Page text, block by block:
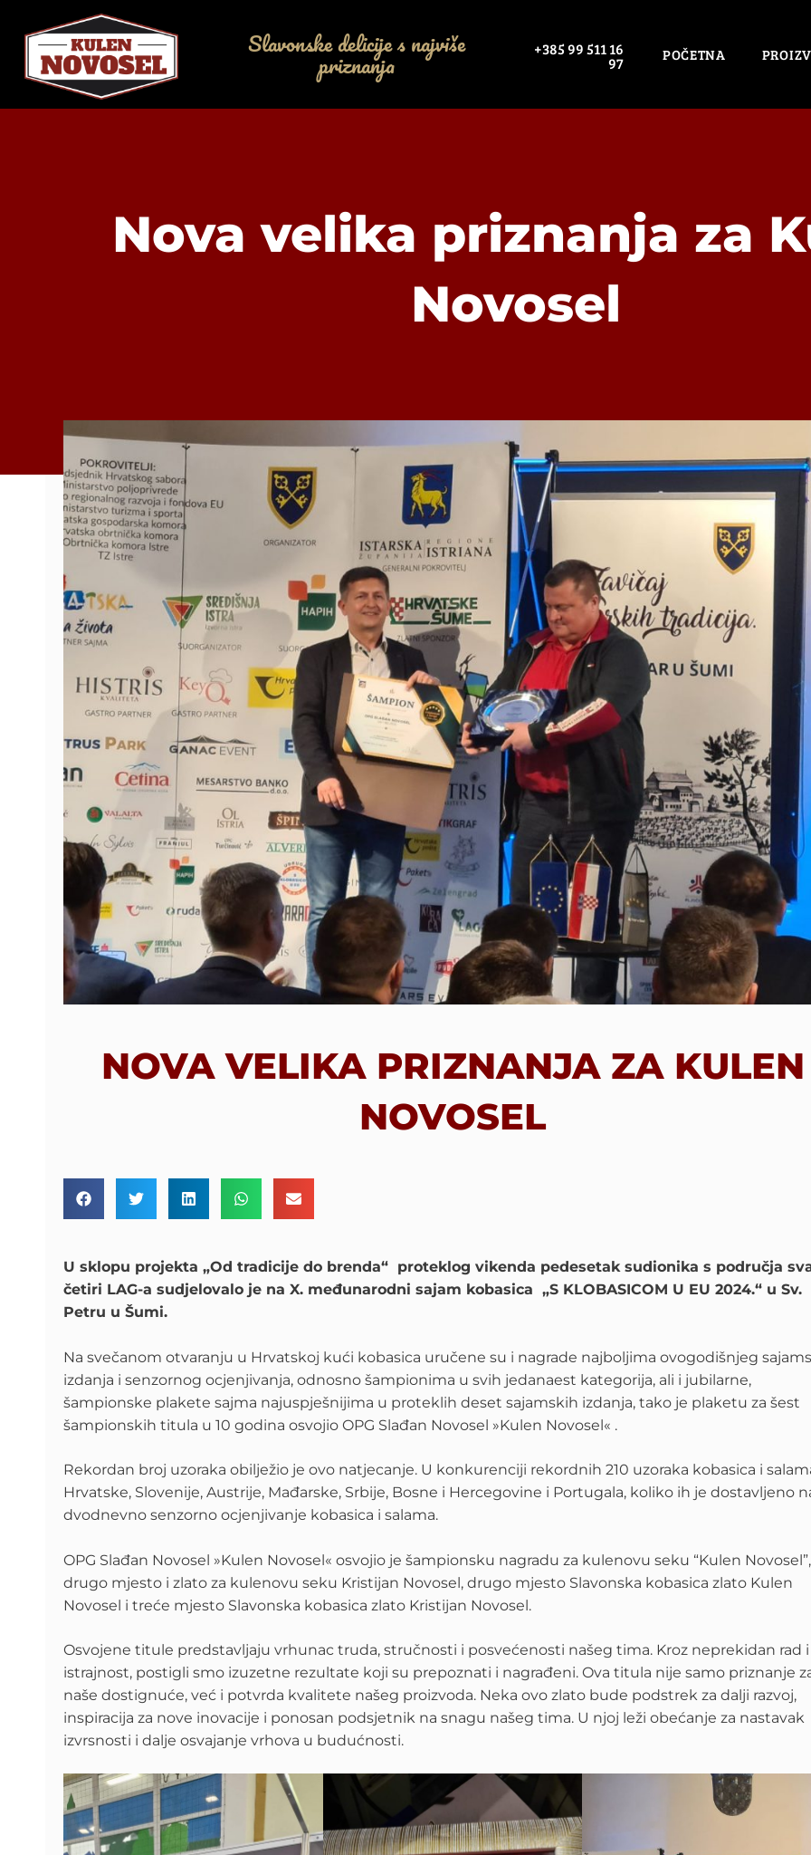
Slavonske delicije s najviše
priznanja +385 99 511 16
97 POČETNA
Nova velika priznanja za
Novosel
NOVA VELIKA PRIZNANJA ZA KULEN
NOVOSEL
U sklopu projekta „Od tradicije do brenda“ proteklog vikenda pedesetak sudionika s područja
četiri LAG-a sudjelovalo je na X. međunarodni sajam kobasica „S KLOBASICOM U EU 2024.“ u Sv.
Petru u Šumi.
Na svečanom otvaranju u Hrvatskoj kući kobasica uručene su i nagrade najboljima ovogodišnjeg
izdanja i senzornog ocjenjivanja, odnosno šampionima u svih jedanaest kategorija, ali i jubilarne,
šampionske plakete sajma najuspješnijima u proteklih deset sajamskih izdanja, tako je plaketu za šest
šampionskih titula u 10 godina osvojio OPG Slađan Novosel »Kulen Novosel« .
Rekordan broj uzoraka obilježio je ovo natjecanje. U konkurenciji rekordnih 210 uzoraka kobasica i
Hrvatske, Slovenije, Austrije, Mađarske, Srbije, Bosne i Hercegovine i Portugala, koliko ih je dostavljeno
dvodnevno senzorno ocjenjivanje kobasica i salama.
OPG Slađan Novosel »Kulen Novosel« osvojio je šampionsku nagradu za kulenovu seku “Kulen Novosel”,
drugo mjesto i zlato za kulenovu seku Kristijan Novosel, drugo mjesto Slavonska kobasica zlato Kulen
Novosel i treće mjesto Slavonska kobasica zlato Kristijan Novosel.
Osvojene titule predstavljaju vrhunac truda, stručnosti i posvećenosti našeg tima. Kroz neprekidan rad i
istrajnost, postigli smo izuzetne rezultate koji su prepoznati i nagrađeni. Ova titula nije samo priznanje
naše dostignuće, već i potvrda kvalitete našeg proizvoda. Neka ovo zlato bude podstrek za dalji razvoj,
inspiracija za nove inovacije i ponosan podsjetnik na snagu našeg tima. U njoj leži obećanje za nastavak
izvrsnosti i dalje osvajanje vrhova u budućnosti.